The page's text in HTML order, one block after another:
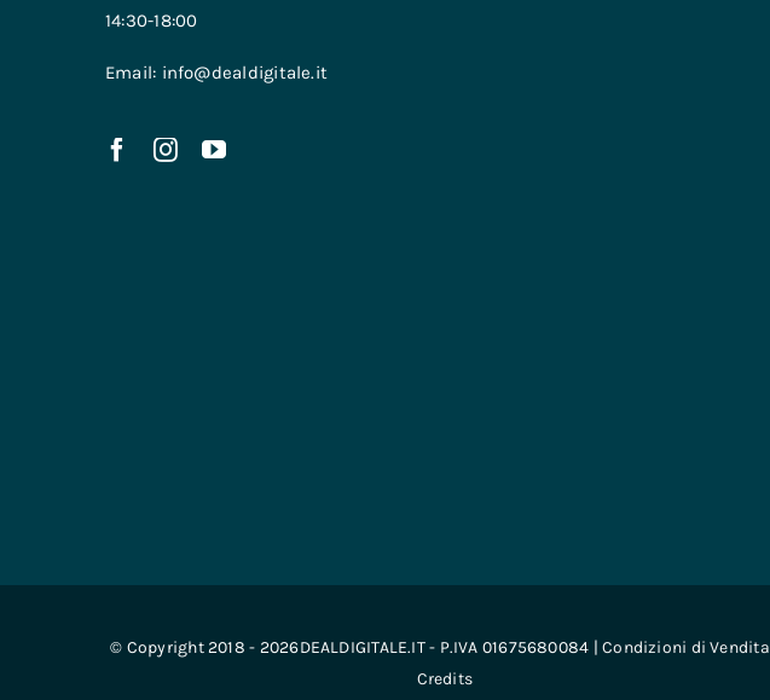
14:30-18:00
Email: info@dealdigitale.it
© Copyright 2018 - 2026DEALDIGITALE.IT - P.IVA 01675680084 |Condizioni di Vendita
Credits